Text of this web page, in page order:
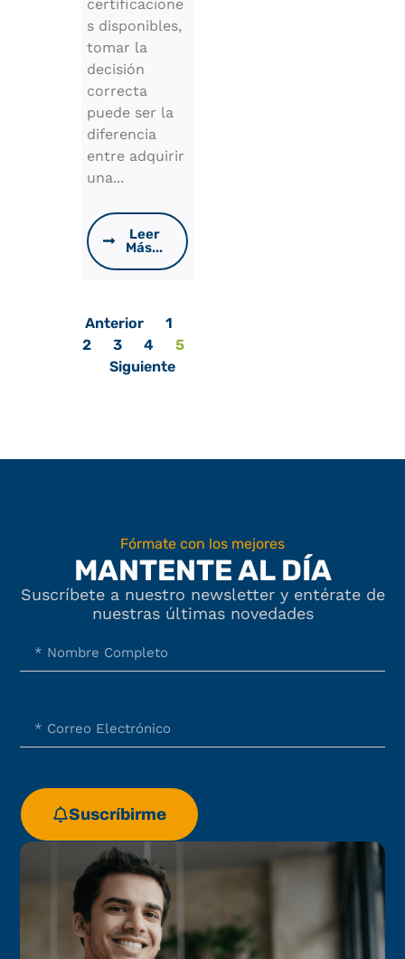
certificacione
s disponibles,
tomar la
decisión
correcta
puede ser la
diferencia
entre adquirir
una...
Leer
Más...
Anterior
1
2
3 4
5
Siguiente
Fórmate con los mejores
MANTENTE AL DÍA
Suscríbete a nuestro newsletter y entérate de
nuestras últimas novedades
Suscríbirme